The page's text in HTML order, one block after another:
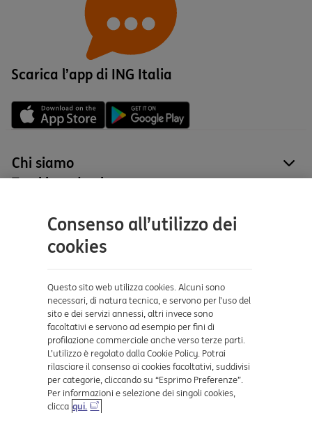
Scarica l’app di ING Italia
Chi siamo
Tutti i prodotti
Aiuto e supporto
Dove ci trovi
Certificazioni
Consenso all’utilizzo dei
cookies
Questo sito web utilizza cookies. Alcuni sono
necessari, di natura tecnica, e servono per l’uso del
sito e dei servizi annessi, altri invece sono
facoltativi e servono ad esempio per fini di
profilazione commerciale anche verso terze parti.
L’utilizzo è regolato dalla Cookie Policy. Potrai
rilasciare il consenso ai cookies facoltativi, suddivisi
per categorie, cliccando su “Esprimo Preferenze”.
Per informazioni e selezione dei singoli cookies,
clicca qui.